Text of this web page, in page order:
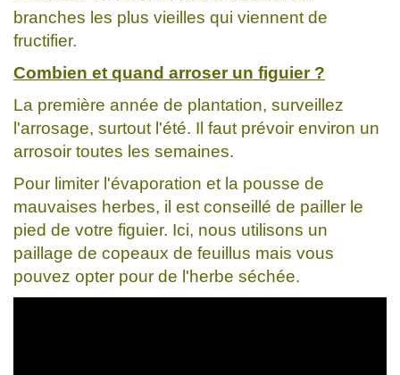
branches les plus vieilles qui viennent de
fructifier.
Combien et quand arroser un figuier ?
La première année de plantation, surveillez
l'arrosage, surtout l'été. Il faut prévoir environ un
arrosoir toutes les semaines.
Pour limiter l'évaporation et la pousse de
mauvaises herbes, il est conseillé de pailler le
pied de votre figuier. Ici, nous utilisons un
paillage de copeaux de feuillus mais vous
pouvez opter pour de l'herbe séchée.